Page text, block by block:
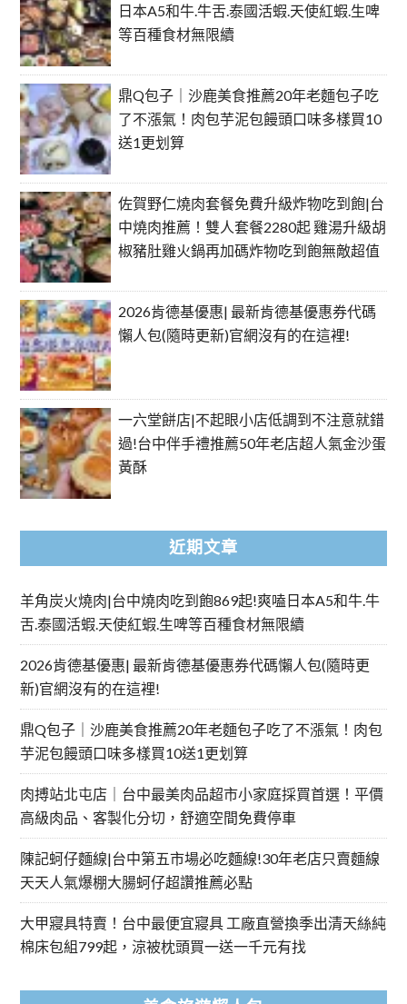
日本A5和牛.牛舌.泰國活蝦.天使紅蝦.生啤
等百種食材無限續
鼎Q包子｜沙鹿美食推薦20年老麵包子吃
了不漲氣！肉包芋泥包饅頭口味多樣買10
送1更划算
佐賀野仁燒肉套餐免費升級炸物吃到飽|台
中燒肉推薦！雙人套餐2280起 雞湯升級胡
椒豬肚雞火鍋再加碼炸物吃到飽無敵超值
2026肯德基優惠| 最新肯德基優惠券代碼
懶人包(隨時更新)官網沒有的在這裡!
一六堂餅店|不起眼小店低調到不注意就錯
過!台中伴手禮推薦50年老店超人氣金沙蛋
黃酥
近期文章
羊角炭火燒肉|台中燒肉吃到飽869起!爽嗑日本A5和牛.牛
舌.泰國活蝦.天使紅蝦.生啤等百種食材無限續
2026肯德基優惠| 最新肯德基優惠券代碼懶人包(隨時更
新)官網沒有的在這裡!
鼎Q包子｜沙鹿美食推薦20年老麵包子吃了不漲氣！肉包
芋泥包饅頭口味多樣買10送1更划算
肉搏站北屯店｜台中最美肉品超市小家庭採買首選！平價
高級肉品、客製化分切，舒適空間免費停車
陳記蚵仔麵線|台中第五市場必吃麵線!30年老店只賣麵線
天天人氣爆棚大腸蚵仔超讚推薦必點
大甲寢具特賣！台中最便宜寢具 工廠直營換季出清天絲純
棉床包組799起，涼被枕頭買一送一千元有找